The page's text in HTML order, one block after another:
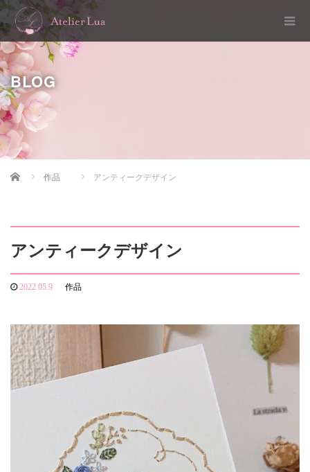
BLOG
Home 作品 アンティークデザイン
アンティークデザイン
2022.05.9 作品